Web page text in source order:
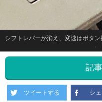
シフトレバーが消え、変速はボタン
記
ツイートする シ